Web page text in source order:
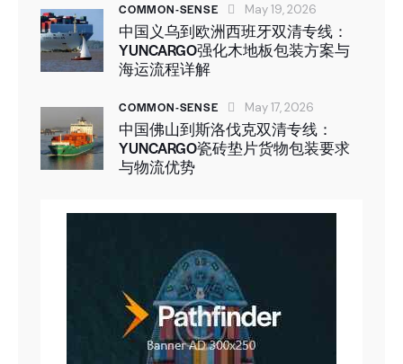
COMMON-SENSE May 19, 2026
中国义乌到欧洲西班牙双清专线：
YUNCARGO强化木地板包装方案与
海运流程详解
COMMON-SENSE May 17, 2026
中国佛山到斯洛伐克双清专线：
YUNCARGO瓷砖垫片货物包装要求
与物流优势